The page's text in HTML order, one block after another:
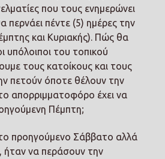
που τους ενημερώνει
περνάει πέντε (5) ημέρες την
και Κυριακής). Πώς θα
του τοπικού
τους κατοίκους και τους
πετούν όποτε θέλουν την
απορριμματοφόρο έχει να
Πέμπτη;
προηγούμενο Σάββατο αλλά
ήταν να περάσουν την